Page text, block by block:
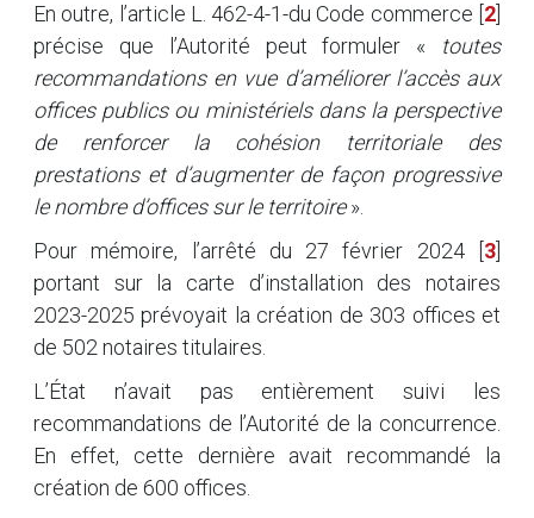
En outre, l’article L. 462-4-1-du Code commerce 2
précise que l’Autorité peut formuler « toutes
recommandations en vue d’améliorer l’accès aux
offices publics ou ministériels dans la perspective
de renforcer la cohésion territoriale des
prestations et d’augmenter de façon progressive
le nombre d’offices sur le territoire».
Pour mémoire, l’arrêté du 27 février 2024[ 3
portant sur la carte d’installation des notaires
2023-2025 prévoyait la création de 303 offices et
de 502 notaires titulaires.
L’État n’avait pas entièrement suivi les
recommandations de l’Autorité de la concurrence.
En effet, cette dernière avait recommandé la
création de 600 offices.